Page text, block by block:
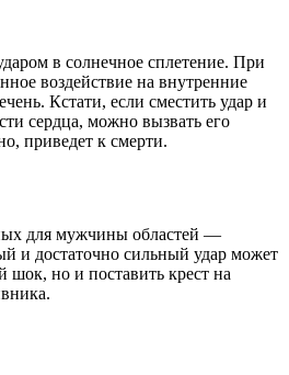
в солнечное сплетение. При
воздействие на внутренние
Кстати, если сместить удар и
сердца, можно вызвать его
приведет к смерти.
для мужчины областей —
и достаточно сильный удар может
шок, но и поставить крест на